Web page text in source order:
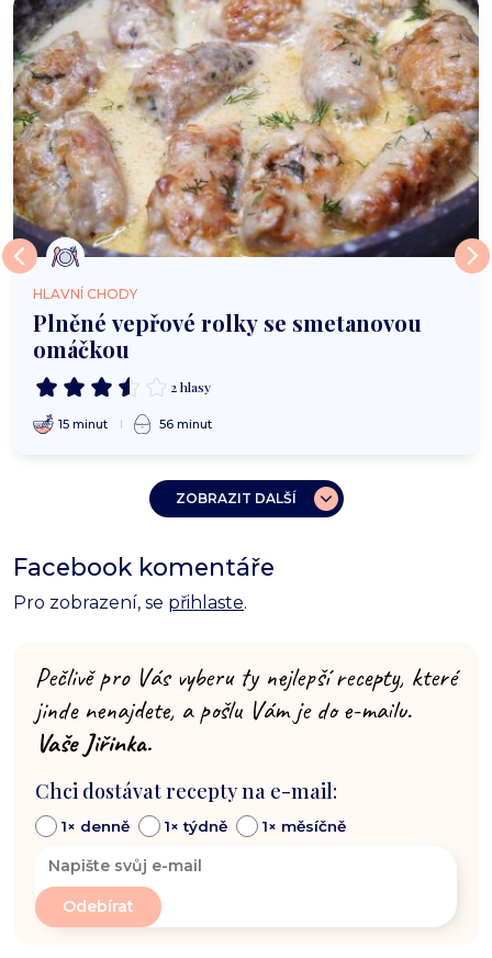
HLAVNÍ CHODY
Plněné vepřové rolky se smetanovou
omáčkou
2 hlasy
15 minut 56 minut
ZOBRAZIT DALŠÍ
Facebook komentáře
Pro zobrazení, se přihlaste.
Pečlivě pro Vás vyberu ty nejlepší recepty, které
jinde nenajdete, a pošlu Vám je do e-mailu.
Vaše Jiřinka.
Chci dostávat recepty na e-mail:
1× denně 1× týdně 1× měsíčně